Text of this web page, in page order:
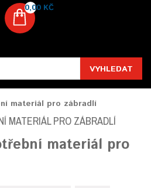
0,00 KČ
VYHLEDAT
materiál pro zábradlí
MATERIÁL PRO ZÁBRADLÍ
materiál pro